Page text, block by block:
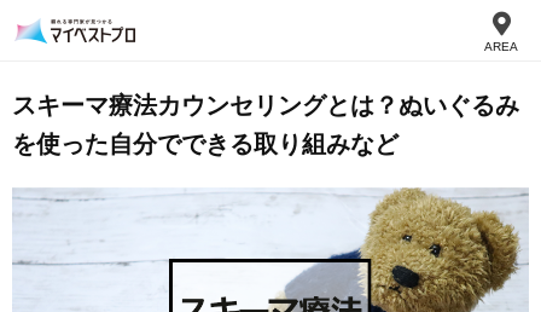
AREA
スキーマ療法カウンセリングとは？ぬいぐるみ
を使った自分でできる取り組みなど